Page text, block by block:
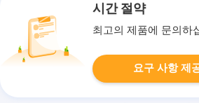
시간 절약
최고의 제품에 문의하
요구 사항 제